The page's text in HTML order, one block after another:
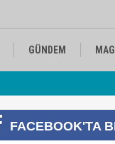
GÜNDEM
FACEBOOK'TA